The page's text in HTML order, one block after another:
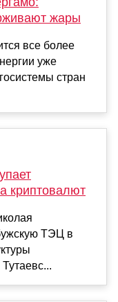
жары
все более
уже
стран
криптовалют
ТЭЦ в